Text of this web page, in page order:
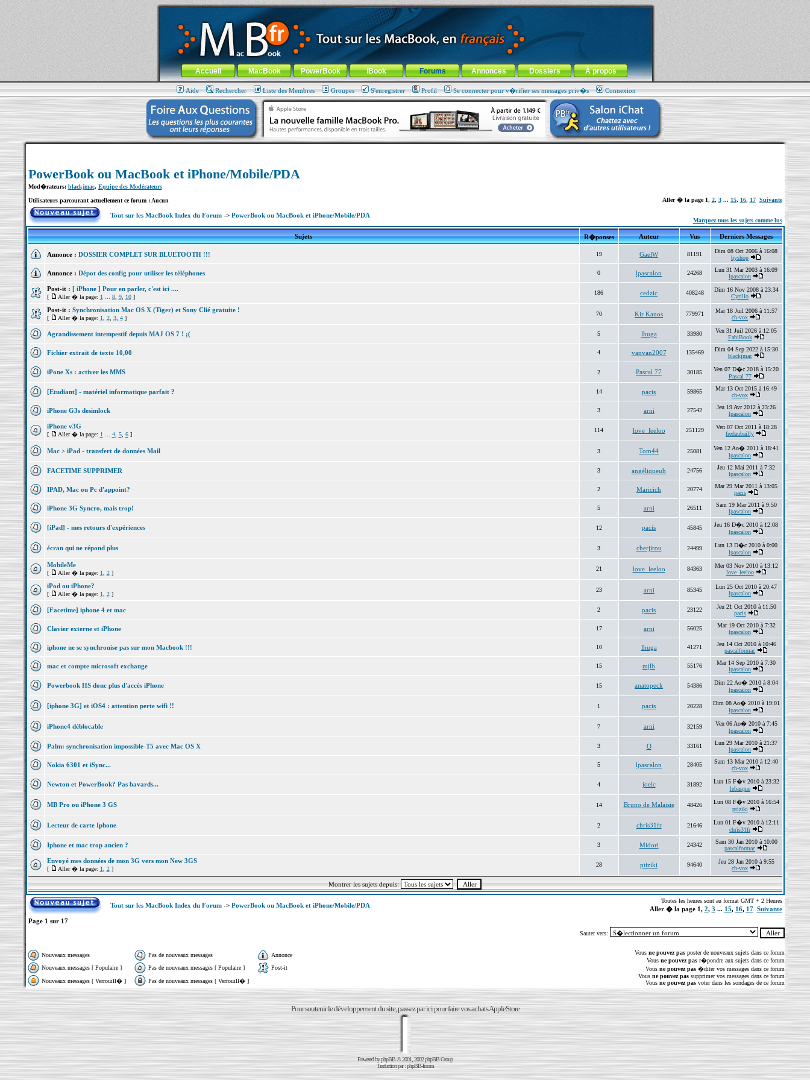
MacBook-fr.com : 100% Apple... 100% nomade !
Aller au contenu-Aller au menu général-Aller au menu de la rubrique
Menu général
Accueil MacBook PowerBook iBook Forums Annonces Dossiers À propos
Aide Rechercher Liste des Membres Groupes S'enregistrer Profil Se connecter pour v�rifier ses messages priv�s Connexion
PowerBook ou MacBook et iPhone/Mobile/PDA
Mod�rateurs: blackjmac, Equipe des Modérateurs
Utilisateurs parcourant actuellement ce forum : Aucun Aller � la page 1, 2, 3... 15, 16, 17 Suivante
Tout sur les MacBook Index du Forum-> PowerBook ou MacBook et iPhone/Mobile/PDA
Marquez tous les sujets comme lus
Sujets R�ponses Auteur Vus Derniers Messages
Annonce : DOSSIER COMPLET SUR BLUETOOTH !!! 19 GaelW 81191
Dim 08 Oct 2006 à 16:08
byshop
Annonce : Dépot des config pour utiliser les téléphones 0 lpascalon 24268
Lun 31 Mar 2003 à 16:09
lpascalon
Post-it : [ iPhone ] Pour en parler, c'est ici ....
[ Aller � la page: 1 8, 9, 10]
186 cedzic 408248
Dim 16 Nov 2008 à 23:34
Cyrillo
Post-it : Synchronisation Mac OS X (Tiger) et Sony Clié gratuite !
[ Aller � la page: 1 2, 3, 4]
70 Kir Kanos 779971
Mar 18 Juil 2006 à 11:57
ch-vox
Agrandissement intempestif depuis MAJ OS 7 ! ;( 5 lhuga 33980
Ven 31 Juil 2026 à 12:05
FabiBook
Fichier extrait de texte 10,00 4 vanvan2007 135469
Dim 04 Sep 2022 à 15:30
blackjmac
iPone Xs : activer les MMS 2 Pascal 77 30185
Ven 07 D�c 2018 à 15:20
Pascal 77
[Etudiant] - matériel informatique parfait ? 14 pacis 59865
Mar 13 Oct 2015 à 16:49
ch-vox
iPhone G3s desimlock 3 arni 27542
Jeu 19 Avr 2012 à 23:26
lpascalon
iPhone v3G
[ Aller � la page: 1 4, 5, 6]
114 love_leeloo 251129
Ven 07 Oct 2011 à 18:28
fredaubailly
Mac > iPad - transfert de données Mail 3 Tom44 25081
Ven 12 Ao� 2011 à 18:41
lpascalon
FACETIME SUPPRIMER 3 angéliqueuh 24756
Jeu 12 Mai 2011 à 7:32
lpascalon
IPAD, Mac ou Pc d'appoint? 2 Maricich 20774
Mar 29 Mar 2011 à 13:05
pacis
iPhone 3G Syncro, mais trop! 5 arni 26511
Sam 19 Mar 2011 à 9:50
lpascalon
[iPad] - mes retours d'expériences 12 pacis 45845
Jeu 16 D�c 2010 à 12:08
lpascalon
écran qui ne répond plus 3 cherjirou 24499
Lun 13 D�c 2010 à 0:00
lpascalon
MobileMe
[ Aller � la page: 1 2]
21 love_leeloo 84363
Mer 03 Nov 2010 à 13:12
love_leeloo
iPod ou iPhone?
[ Aller � la page: 1 2]
23 arni 85345
Lun 25 Oct 2010 à 20:47
lpascalon
[Facetime] iphone 4 et mac 2 pacis 23122
Jeu 21 Oct 2010 à 11:50
pacis
Clavier externe et iPhone 17 arni 56025
Mar 19 Oct 2010 à 7:32
lpascalon
iphone ne se synchronise pas sur mon Macbook !!! 10 lhuga 41271
Jeu 14 Oct 2010 à 10:46
pascalformac
mac et compte microsoft exchange 15 mjlb 55176
Mar 14 Sep 2010 à 7:30
lpascalon
Powerbook HS donc plus d'accès iPhone 15 anatopeck 54386
Dim 22 Ao� 2010 à 8:04
lpascalon
[iphone 3G] et iOS4 : attention perte wifi !! 1 pacis 20228
Dim 08 Ao� 2010 à 19:01
lpascalon
iPhone4 déblocable 7 arni 32159
Ven 06 Ao� 2010 à 7:45
lpascalon
Palm: synchronisation impossible-T5 avec Mac OS X 3 O 33161
Lun 29 Mar 2010 à 21:37
lpascalon
Nokia 6301 et iSync... 5 lpascalon 28405
Sam 13 Mar 2010 à 12:40
ch-vox
Newton et PowerBook? Pas bavards... 4 joelc 31892
Lun 15 F�v 2010 à 23:32
lebasque
MB Pro ou iPhone 3 GS 14 Bruno de Malaisie 48426
Lun 08 F�v 2010 à 16:54
ptiziki
Lecteur de carte Iphone 2 chris31fr 21646
Lun 01 F�v 2010 à 12:11
chris31fr
Iphone et mac trop ancien ? 3 Midori 24342
Sam 30 Jan 2010 à 10:00
pascalformac
Envoyé mes données de mon 3G vers mon New 3GS
[ Aller � la page: 1 2]
28 ptiziki 94640
Jeu 28 Jan 2010 à 9:55
ch-vox
Montrer les sujets depuis:
Tout sur les MacBook Index du Forum-> PowerBook ou MacBook et iPhone/Mobile/PDA
Toutes les heures sont au format GMT + 2 Heures
Aller � la page 1, 2, 3 ... 15, 16, 17 Suivante
Page 1 sur 17
Sauter vers:
Nouveaux messages Pas de nouveaux messages
Annonce
Nouveaux messages [ Populaire ]
Pas de nouveaux messages [ Populaire ]
Post-it
Nouveaux messages [ Verrouill� ]
Pas de nouveaux messages [ Verrouill� ]
Vous ne pouvez pasposter de nouveaux sujets dans ce forum
Vous ne pouvez pasr�pondre aux sujets dans ce forum
Vous ne pouvez pas�diter vos messages dans ce forum
Vous ne pouvez passupprimer vos messages dans ce forum
Vous ne pouvez pasvoter dans les sondages de ce forum
Pour soutenir le développement du site, passez par ici pour faire vos achats AppleStore
Powered byphpBB© 2001, 2002 phpBB Group
Traduction par :phpBB-fr.com